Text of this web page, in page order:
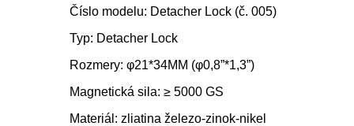
Číslo modelu: Detacher Lock (č. 005)
Typ: Detacher Lock
Rozmery: φ21*34MM (φ0,8”*1,3”)
Magnetická sila: ≥ 5000 GS
Materiál: zliatina železo-zinok-nikel